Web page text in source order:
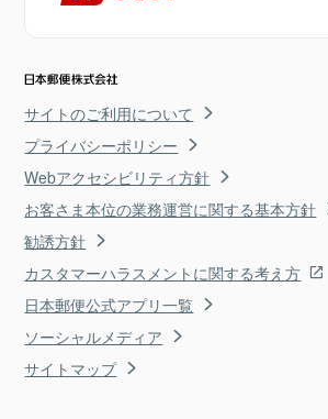
サイトのご利用について
プライバシーポリシー
Webアクセシビリティ方針
お客さま本位の業務運営に関する基本方針
勧誘方針
カスタマーハラスメントに関する考え方
日本郵便公式アプリ一覧
ソーシャルメディア
サイトマップ